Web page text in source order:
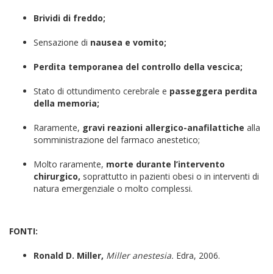
Brividi di freddo;
Sensazione di nausea e vomito;
Perdita temporanea del controllo della vescica;
Stato di ottundimento cerebrale e passeggera perdita
della memoria;
Raramente, gravi reazioni allergico-anafilattiche alla
somministrazione del farmaco anestetico;
Molto raramente, morte durante l’intervento
chirurgico, soprattutto in pazienti obesi o in interventi di
natura emergenziale o molto complessi.
FONTI:
Ronald D. Miller, Miller anestesia. Edra, 2006.